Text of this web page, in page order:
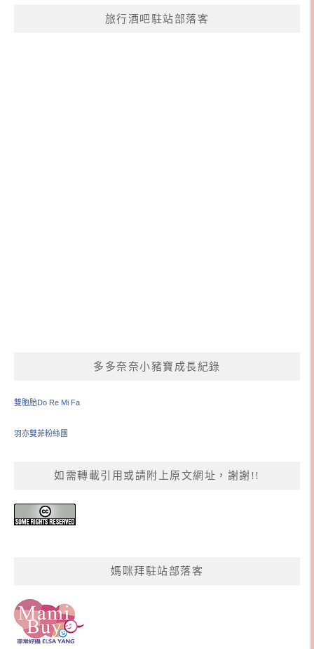
旅行酒吧駐站部落客
多多奈奈小豬寶成長紀錄
雙胞胎Do Re Mi Fa
羽亦雙菲粉絲團
如需轉載引用或請附上原文網址，謝謝!!
媽咪拜駐站部落客